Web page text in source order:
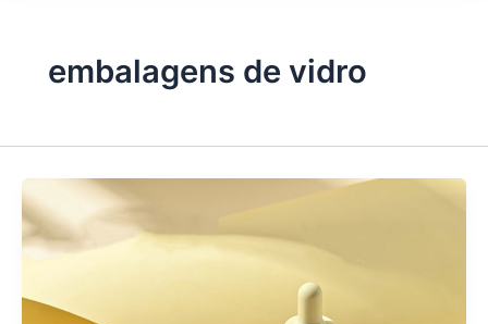
embalagens de vidro